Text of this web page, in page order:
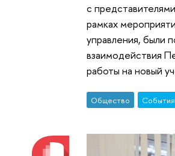
с
рамках
управления, были
взаимодействия
работы на новый
Общество События